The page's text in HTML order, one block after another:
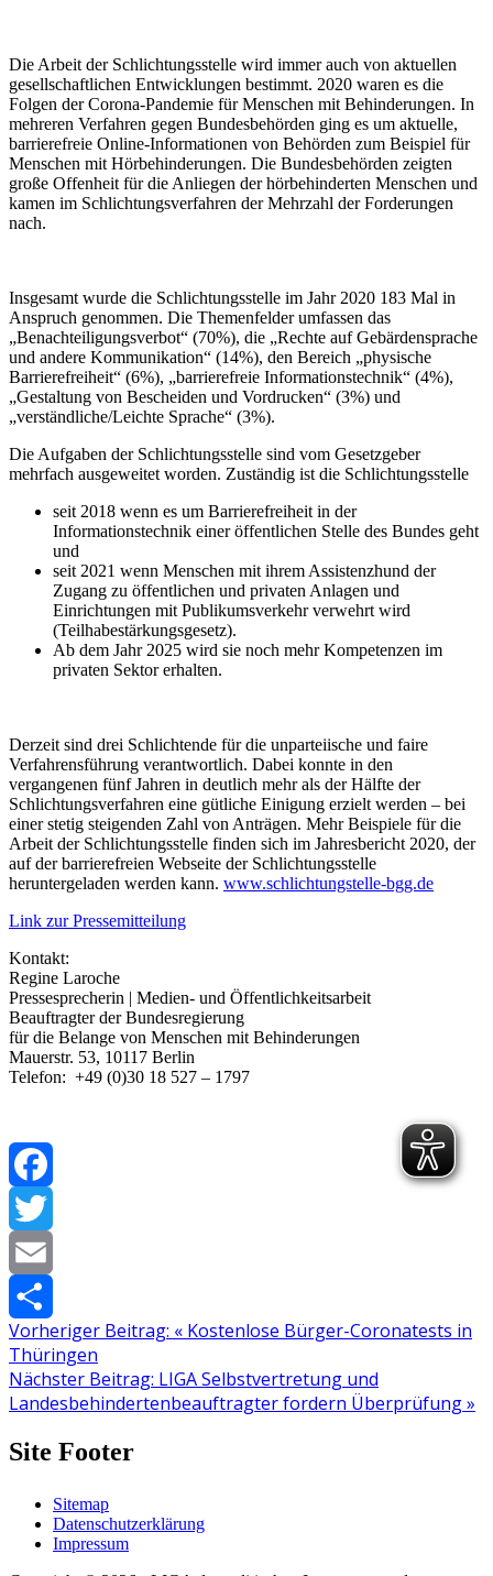
Die Arbeit der Schlichtungsstelle wird immer auch von aktuellen
gesellschaftlichen Entwicklungen bestimmt. 2020 waren es die
Folgen der Corona-Pandemie für Menschen mit Behinderungen. In
mehreren Verfahren gegen Bundesbehörden ging es um aktuelle,
barrierefreie Online-Informationen von Behörden zum Beispiel für
Menschen mit Hörbehinderungen. Die Bundesbehörden zeigten
große Offenheit für die Anliegen der hörbehinderten Menschen und
kamen im Schlichtungsverfahren der Mehrzahl der Forderungen
nach.
Insgesamt wurde die Schlichtungsstelle im Jahr 2020 183 Mal in
Anspruch genommen. Die Themenfelder umfassen das
„Benachteiligungsverbot“ (70%), die „Rechte auf Gebärdensprache
und andere Kommunikation“ (14%), den Bereich „physische
Barrierefreiheit“ (6%), „barrierefreie Informationstechnik“ (4%),
„Gestaltung von Bescheiden und Vordrucken“ (3%) und
„verständliche/Leichte Sprache“ (3%).
Die Aufgaben der Schlichtungsstelle sind vom Gesetzgeber
mehrfach ausgeweitet worden. Zuständig ist die Schlichtungsstelle
seit 2018 wenn es um Barrierefreiheit in der
Informationstechnik einer öffentlichen Stelle des Bundes geht
und
seit 2021 wenn Menschen mit ihrem Assistenzhund der
Zugang zu öffentlichen und privaten Anlagen und
Einrichtungen mit Publikumsverkehr verwehrt wird
(Teilhabestärkungsgesetz).
Ab dem Jahr 2025 wird sie noch mehr Kompetenzen im
privaten Sektor erhalten.
Derzeit sind drei Schlichtende für die unparteiische und faire
Verfahrensführung verantwortlich. Dabei konnte in den
vergangenen fünf Jahren in deutlich mehr als der Hälfte der
Schlichtungsverfahren eine gütliche Einigung erzielt werden – bei
einer stetig steigenden Zahl von Anträgen. Mehr Beispiele für die
Arbeit der Schlichtungsstelle finden sich im Jahresbericht 2020, der
auf der barrierefreien Webseite der Schlichtungsstelle
heruntergeladen werden kann. www.schlichtungstelle-bgg.de
Link zur Pressemitteilung
Kontakt:
Regine Laroche
Pressesprecherin | Medien- und Öffentlichkeitsarbeit
Beauftragter der Bundesregierung
für die Belange von Menschen mit Behinderungen
Mauerstr. 53, 10117 Berlin
Telefon: +49 (0)30 18 527 – 1797
Facebook
Twitter
Email
Teilen
Vorheriger Beitrag: « Kostenlose Bürger-Coronatests in
Thüringen
Nächster Beitrag: LIGA Selbstvertretung und
Landesbehindertenbeauftragter fordern Überprüfung»
Site Footer
Sitemap
Datenschutzerklärung
Impressum